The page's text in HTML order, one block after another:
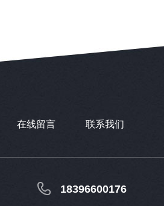
在线留言 联系我们
18396600176